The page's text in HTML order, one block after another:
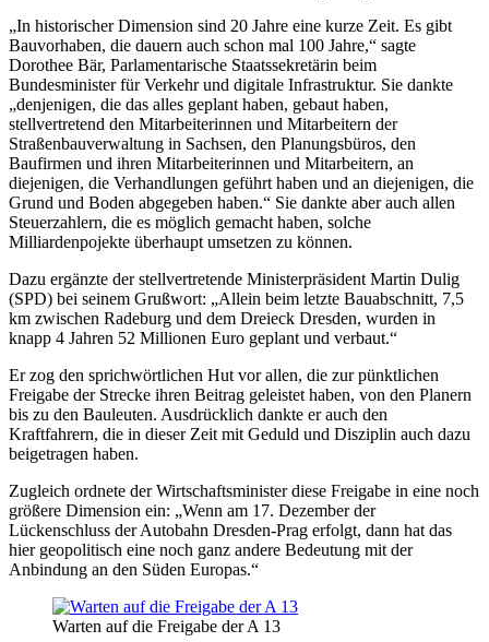
„In historischer Dimension sind 20 Jahre eine kurze Zeit. Es gibt
Bauvorhaben, die dauern auch schon mal 100 Jahre,“ sagte
Dorothee Bär, Parlamentarische Staatssekretärin beim
Bundesminister für Verkehr und digitale Infrastruktur. Sie dankte
„denjenigen, die das alles geplant haben, gebaut haben,
stellvertretend den Mitarbeiterinnen und Mitarbeitern der
Straßenbauverwaltung in Sachsen, den Planungsbüros, den
Baufirmen und ihren Mitarbeiterinnen und Mitarbeitern, an
diejenigen, die Verhandlungen geführt haben und an diejenigen, die
Grund und Boden abgegeben haben.“ Sie dankte aber auch allen
Steuerzahlern, die es möglich gemacht haben, solche
Milliardenpojekte überhaupt umsetzen zu können.
Dazu ergänzte der stellvertretende Ministerpräsident Martin Dulig
(SPD) bei seinem Grußwort: „Allein beim letzte Bauabschnitt, 7,5
km zwischen Radeburg und dem Dreieck Dresden, wurden in
knapp 4 Jahren 52 Millionen Euro geplant und verbaut.“
Er zog den sprichwörtlichen Hut vor allen, die zur pünktlichen
Freigabe der Strecke ihren Beitrag geleistet haben, von den Planern
bis zu den Bauleuten. Ausdrücklich dankte er auch den
Kraftfahrern, die in dieser Zeit mit Geduld und Disziplin auch dazu
beigetragen haben.
Zugleich ordnete der Wirtschaftsminister diese Freigabe in eine noch
größere Dimension ein: „Wenn am 17. Dezember der
Lückenschluss der Autobahn Dresden-Prag erfolgt, dann hat das
hier geopolitisch eine noch ganz andere Bedeutung mit der
Anbindung an den Süden Europas.“
Warten auf die Freigabe der A 13